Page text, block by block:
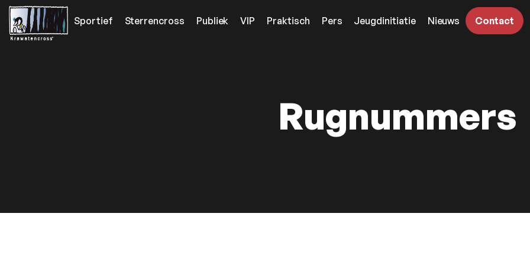
Sportief Sterrencross Publiek VIP Praktisch Pers Jeugdinitiatie Nieuws Contact
Rugnummers